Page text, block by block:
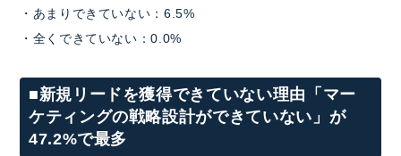
・あまりできていない：6.5%
・全くできていない：0.0%
■新規リードを獲得できていない理由「マー
ケティングの戦略設計ができていない」が
47.2%で最多